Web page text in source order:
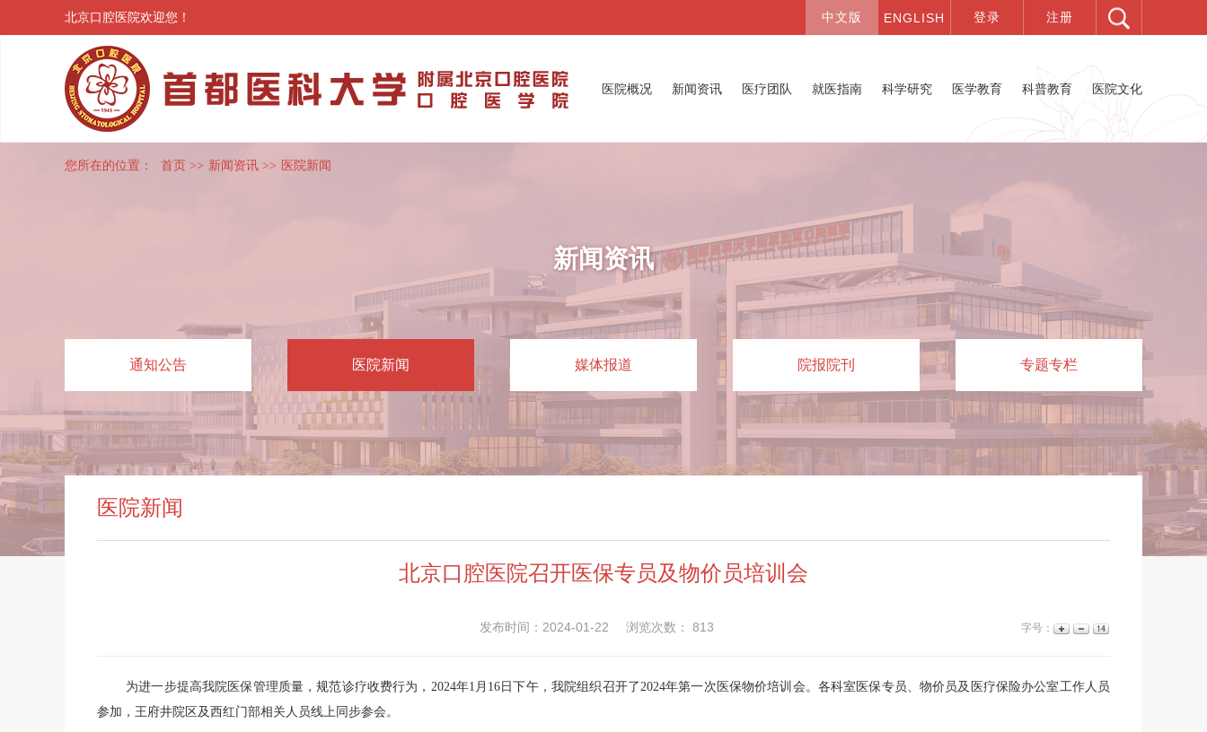
北京口腔医院欢迎您！
医院概况 新闻资讯 医疗团队 就医指南 科学研究 医学教育 科普教育 医院文化
您所在的位置： 首页 >> 新闻资讯 >> 医院新闻
新闻资讯
通知公告 医院新闻 媒体报道 院报院刊 专题专栏
医院新闻
北京口腔医院召开医保专员及物价员培训会
发布时间：2024-01-22 浏览次数： 813 字号：
为进一步提高我院医保管理质量，规范诊疗收费行为，2024年1月16日下午，我院组织召开了2024年第一次医保物价培训会。各科室医保专员、物价员及医疗保险办公室工作人员
参加，王府井院区及西红门部相关人员线上同步参会。